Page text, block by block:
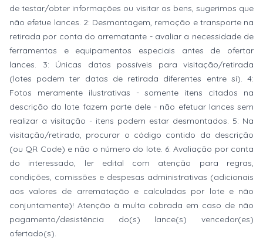
de testar/obter informações ou visitar os bens, sugerimos que
não efetue lances. 2: Desmontagem, remoção e transporte na
retirada por conta do arrematante - avaliar a necessidade de
ferramentas e equipamentos especiais antes de ofertar
lances. 3: Únicas datas possíveis para visitação/retirada
(lotes podem ter datas de retirada diferentes entre si). 4:
Fotos meramente ilustrativas - somente itens citados na
descrição do lote fazem parte dele - não efetuar lances sem
realizar a visitação - itens podem estar desmontados. 5: Na
visitação/retirada, procurar o código contido da descrição
(ou QR Code) e não o número do lote. 6: Avaliação por conta
do interessado, ler edital com atenção para regras,
condições, comissões e despesas administrativas (adicionais
aos valores de arrematação e calculadas por lote e não
conjuntamente)! Atenção à multa cobrada em caso de não
pagamento/desistência do(s) lance(s) vencedor(es)
ofertado(s).